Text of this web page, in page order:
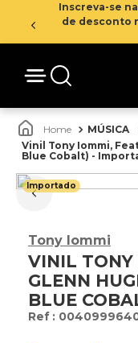
Inscreva-se
de desconto
MÚSICA
Vinil Tony Iommi,
Blue Cobalt) -
Importado
Tony Iommi
VINIL TONY
GLENN
BLUE
: